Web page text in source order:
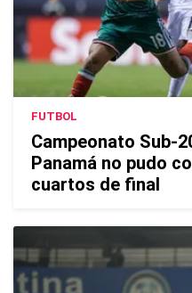
FUTBOL
Campeonato Sub-
Panamá no pudo
cuartos de final